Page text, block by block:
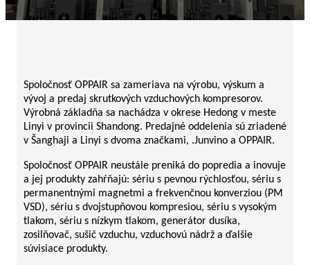
Spoločnosť OPPAIR sa zameriava na výrobu, výskum a
vývoj a predaj skrutkových vzduchových kompresorov.
Výrobná základňa sa nachádza v okrese Hedong v meste
Linyi v provincii Shandong. Predajné oddelenia sú zriadené
v Šanghaji a Linyi s dvoma značkami, .Junvino a OPPAIR.
Spoločnosť OPPAIR neustále preniká do popredia a inovuje
a jej produkty zahŕňajú: sériu s pevnou rýchlosťou, sériu s
permanentnými magnetmi a frekvenčnou konverziou (PM
VSD), sériu s dvojstupňovou kompresiou, sériu s vysokým
tlakom, sériu s nízkym tlakom, generátor dusíka,
zosilňovač, sušič vzduchu, vzduchovú nádrž a ďalšie
súvisiace produkty.